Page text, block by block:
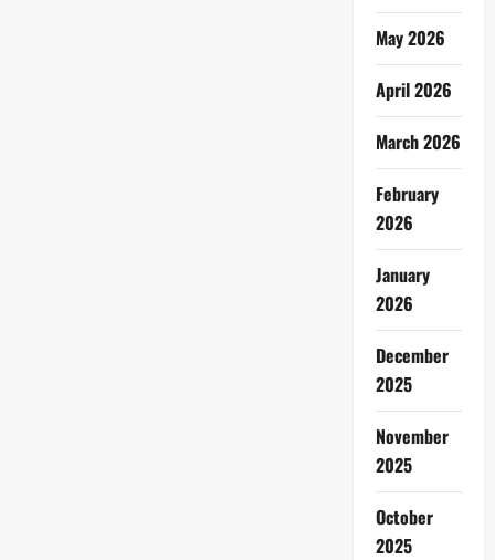
May 2026
April 2026
March 2026
February
2026
January
2026
December
2025
November
2025
October
2025